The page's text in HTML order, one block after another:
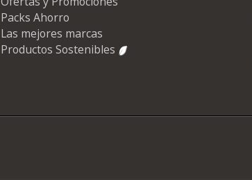
Packs Ahorro
Las mejores marcas
Productos Sostenibles